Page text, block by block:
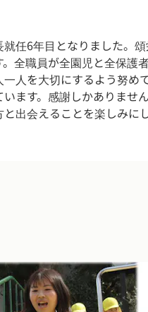
就任6年目となりました。
。全職員が全園児と全保護
一人を大切にするよう努め
います。感謝しかありませ
と出会えることを楽しみに